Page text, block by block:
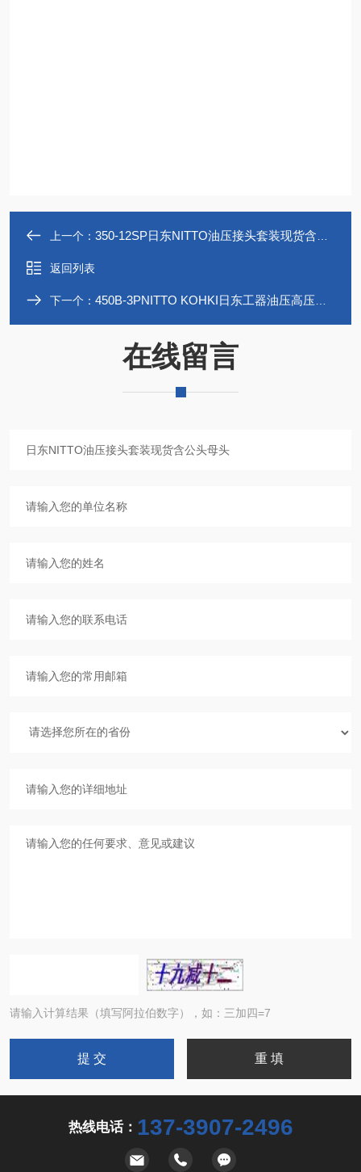
上一个： 350-12SP日东NITTO油压接头套装现货含公头母头
返回列表
下一个： 450B-3PNITTO KOHKI日东工器油压高压快速接头
在线留言
请输入计算结果（填写阿拉伯数字），如：三加四=7
热线电话： 137-3907-2496